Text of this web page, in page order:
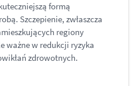
formą
Szczepienie, zwłaszcza
regiony
ważne w redukcji ryzyka
zdrowotnych.